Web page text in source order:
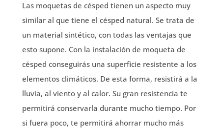
Las moquetas de césped tienen un aspecto muy
similar al que tiene el césped natural. Se trata de
un material sintético, con todas las ventajas que
esto supone. Con la instalación de moqueta de
césped conseguirás una superficie resistente a los
elementos climáticos. De esta forma, resistirá a la
lluvia, al viento y al calor. Su gran resistencia te
permitirá conservarla durante mucho tiempo. Por
si fuera poco, te permitirá ahorrar mucho más